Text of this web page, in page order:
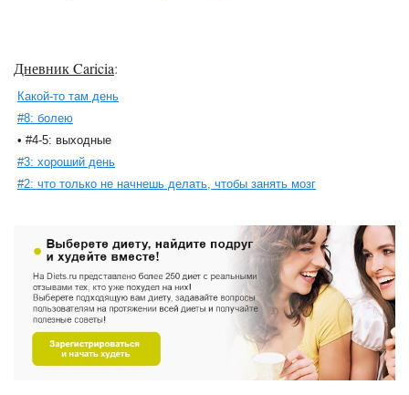
Дневник Caricia:
Какой-то там день
#8: болею
• #4-5: выходные
#3: хороший день
#2: что только не начнешь делать, чтобы занять мозг